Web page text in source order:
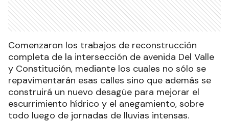
Comenzaron los trabajos de reconstrucción
completa de la intersección de avenida Del Valle
y Constitución, mediante los cuales no sólo se
repavimentarán esas calles sino que además se
construirá un nuevo desagüe para mejorar el
escurrimiento hídrico y el anegamiento, sobre
todo luego de jornadas de lluvias intensas.